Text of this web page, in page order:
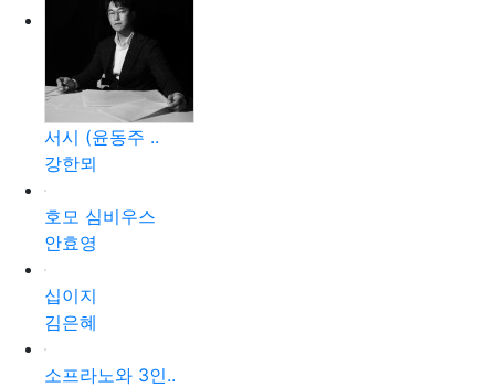
서시 (윤동주 ..
강한뫼
호모 심비우스
안효영
십이지
김은혜
소프라노와 3인..